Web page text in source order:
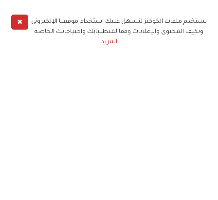
✖
نستخدم ملفات الكوكيز لنسهل عليك استخدام موقعنا الإلكتروني
ونكيف المحتوى والإعلانات وفقا لمتطلباتك واحتياجاتك الخاصة
المزيد